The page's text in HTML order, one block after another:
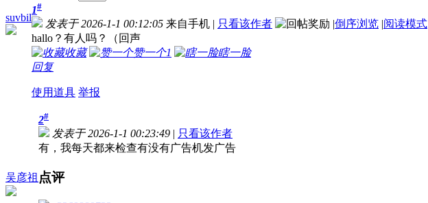
suvbil
1#
发表于 2026-1-1 00:12:05 来自手机 | 只看该作者 |倒序浏览 |阅读模式
hallo？有人吗？（回声
收藏
赞一个1
瞎一脸
回复
使用道具 举报
吴彦祖
2#
发表于 2026-1-1 00:23:49 | 只看该作者
有，我每天都来检查有没有广告机发广告
点评